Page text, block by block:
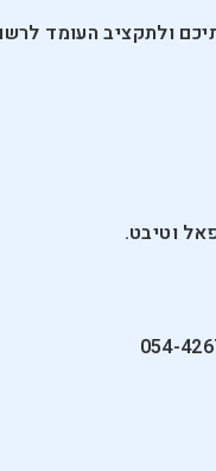
ולתקציב העומד
וטיבט.